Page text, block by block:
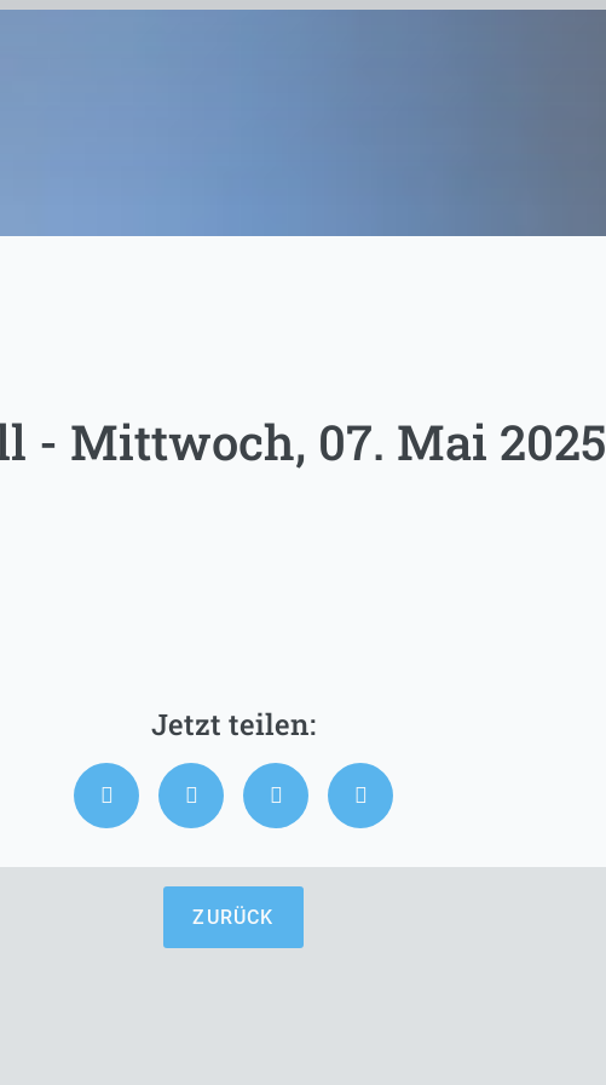
- Mittwoch, 07. Mai 2025
ZURÜCK